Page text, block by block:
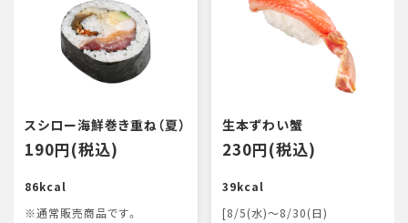
スシロー海鮮巻き重ね（夏）
190円(税込)
86kcal
※通常販売商品です。
生本ずわい蟹
230円(税込)
39kcal
[8/5(水)～8/30(日)